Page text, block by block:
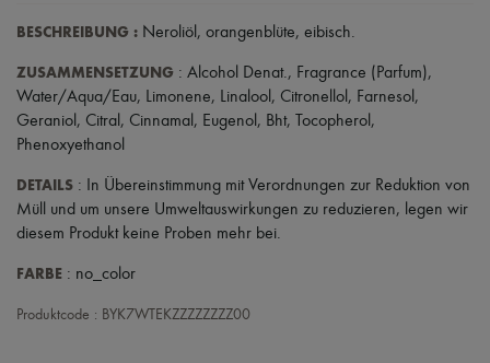
Hüte
Haar-Accessoires
High-Tech & Lifestyle-Zubehör
Handschuhe
Schmuck
Alle Produkte
Halsketten
Armbänder
Ringe
Alle Produkte
Kerzen & Raumdüfte
BESCHREIBUNG : Neroliöl , orangenblüte, eibisch.
ZUSAMMENSETZUNG : Alcohol Denat., Fragrance (Parfum),
Water/Aqua/Eau, Limonene, Linalool, Citronellol, Farnesol,
Geraniol, Citral, Cinnamal, Eugenol, Bht, Tocopherol,
Phenoxyethanol
DETAILS : In Übereinstimmung mit Verordnungen zur Reduktion von
Müll und um unsere Umweltauswirkungen zu reduzieren, legen wir
diesem Produkt keine Proben mehr bei.
FARBE : no_color
Produktcode : BYK7WTEKZZZZZZZZ00